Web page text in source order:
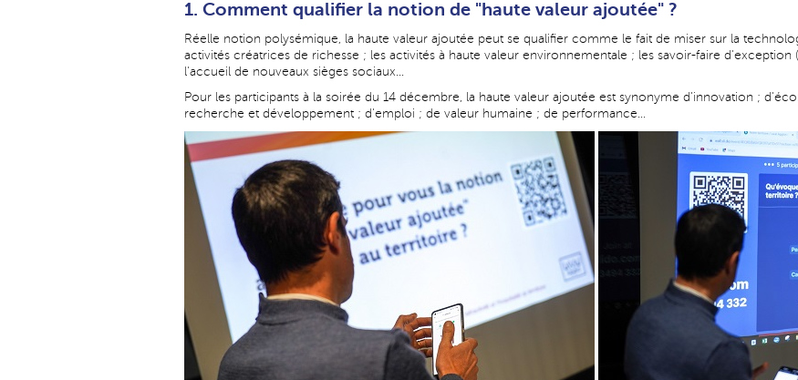
1. Comment qualifier la notion de "haute valeur ajoutée" ?
Réelle notion polysémique, la haute valeur ajoutée peut se qualifier comme le fait de miser sur la
activités créatrices de richesse ; les activités à haute valeur environnementale ; les savoir-faire d'exception
l'accueil de nouveaux sièges sociaux...
Pour les participants à la soirée du 14 décembre, la haute valeur ajoutée est synonyme d'innovation ;
recherche et développement ; d'emploi ; de valeur humaine ; de performance...